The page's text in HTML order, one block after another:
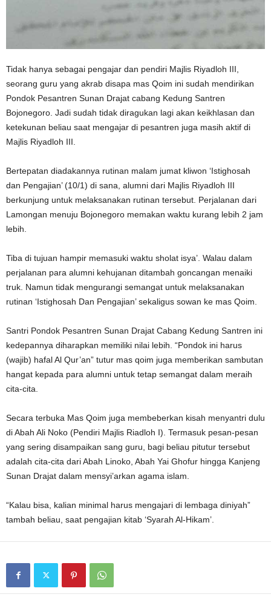
Tidak hanya sebagai pengajar dan pendiri Majlis Riyadloh III,
seorang guru yang akrab disapa mas Qoim ini sudah mendirikan
Pondok Pesantren Sunan Drajat cabang Kedung Santren
Bojonegoro. Jadi sudah tidak diragukan lagi akan keikhlasan dan
ketekunan beliau saat mengajar di pesantren juga masih aktif di
Majlis Riyadloh III.
Bertepatan diadakannya rutinan malam jumat kliwon ‘Istighosah
dan Pengajian’ (10/1) di sana, alumni dari Majlis Riyadloh III
berkunjung untuk melaksanakan rutinan tersebut. Perjalanan dari
Lamongan menuju Bojonegoro memakan waktu kurang lebih 2 jam
lebih.
Tiba di tujuan hampir memasuki waktu sholat isya’. Walau dalam
perjalanan para alumni kehujanan ditambah goncangan menaiki
truk. Namun tidak mengurangi semangat untuk melaksanakan
rutinan ‘Istighosah Dan Pengajian’ sekaligus sowan ke mas Qoim.
Santri Pondok Pesantren Sunan Drajat Cabang Kedung Santren ini
kedepannya diharapkan memiliki nilai lebih. “Pondok ini harus
(wajib) hafal Al Qur’an” tutur mas qoim juga memberikan sambutan
hangat kepada para alumni untuk tetap semangat dalam meraih
cita-cita.
Secara terbuka Mas Qoim juga membeberkan kisah menyantri dulu
di Abah Ali Noko (Pendiri Majlis Riadloh I). Termasuk pesan-pesan
yang sering disampaikan sang guru, bagi beliau pitutur tersebut
adalah cita-cita dari Abah Linoko, Abah Yai Ghofur hingga Kanjeng
Sunan Drajat dalam mensyi’arkan agama islam.
“Kalau bisa, kalian minimal harus mengajari di lembaga diniyah”
tambah beliau, saat pengajian kitab ‘Syarah Al-Hikam’.